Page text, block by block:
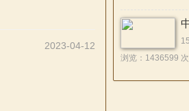
2023-04-12
浏览：1436599 次